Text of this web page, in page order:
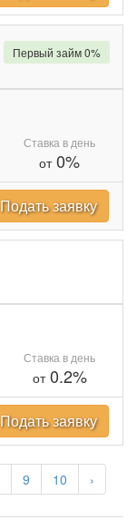
9 10 ›
Ставка в день
от0%
Первый займ 0%
Подать заявку
Ставка в день
от0.2%
Подать заявку